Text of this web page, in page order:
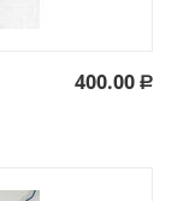
400.00 Р